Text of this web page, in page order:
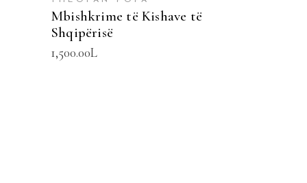
Mbishkrime të Kishave të
Shqipërisë
1,500.00L